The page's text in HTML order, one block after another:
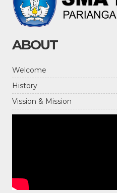
ABOUT
Welcome
History
Vission & Mission